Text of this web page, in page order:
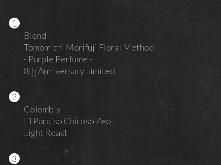
Blend
Tomomichi Morifuji Floral Method
- Purple Perfume -
8th Anniversary Limited
Colombia
El Paraíso Chiroso Zeo
Light Roast